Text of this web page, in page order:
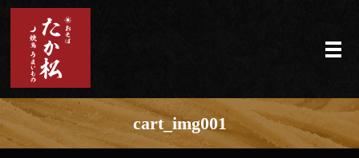
メ
cart_img001